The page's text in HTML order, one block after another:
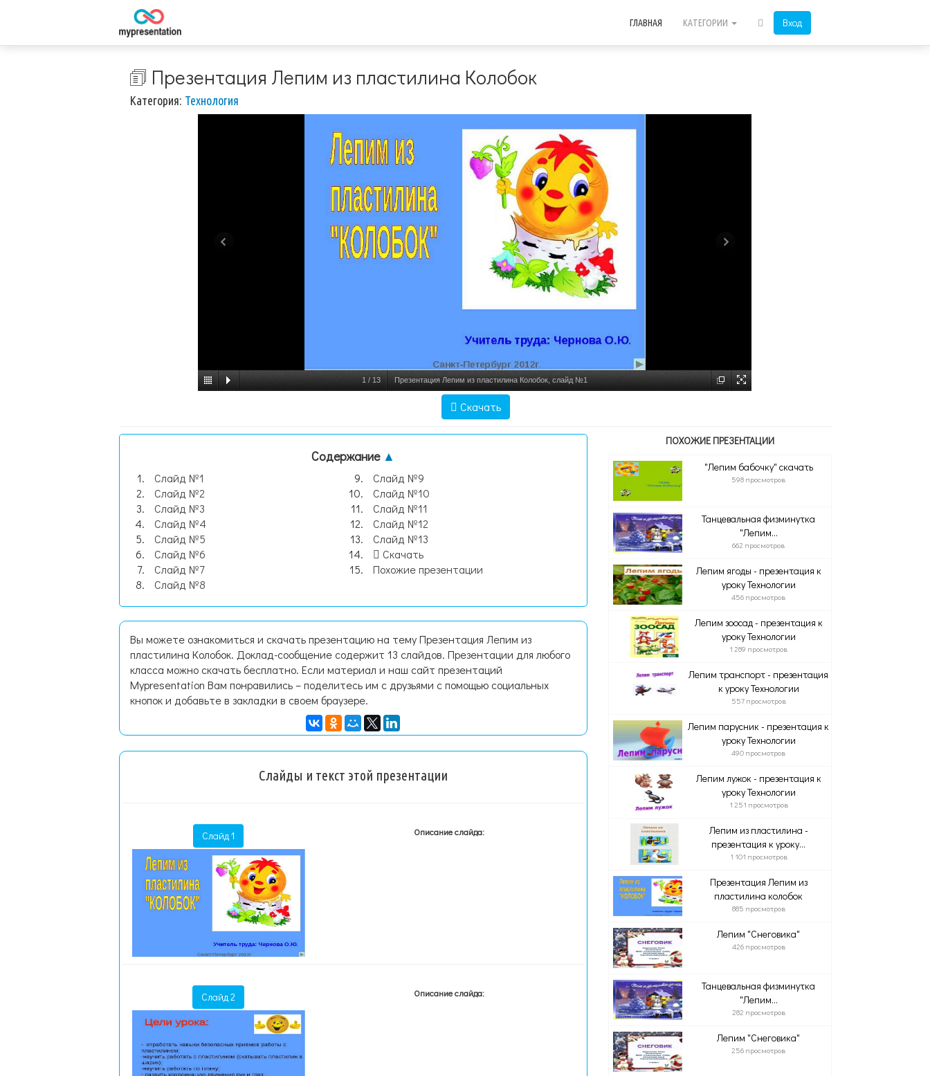
Вход
ГЛАВНАЯ КАТЕГОРИИ
🗊 Презентация Лепим из пластилина Колобок
Категория: Технология
1 / 13 Презентация Лепим из пластилина Колобок, слайд №1
Скачать
Содержание ▲
Слайд №1
Слайд №2
Слайд №3
Слайд №4
Слайд №5
Слайд №6
Слайд №7
Слайд №8
Слайд №9
Слайд №10
Слайд №11
Слайд №12
Слайд №13
Скачать
Похожие презентации
Вы можете ознакомиться и скачать презентацию на тему Презентация Лепим из
пластилина Колобок. Доклад-сообщение содержит 13 слайдов. Презентации для любого
класса можно скачать бесплатно. Если материал и наш сайт презентаций
Mypresentation Вам понравились – поделитесь им с друзьями с помощью социальных
кнопок и добавьте в закладки в своем браузере.
Слайды и текст этой презентации
Слайд 1 Описание слайда:
Слайд 2 Описание слайда:
ПОХОЖИЕ ПРЕЗЕНТАЦИИ
"Лепим бабочку" скачать
598 просмотров
Танцевальная физминутка
"Лепим...
662 просмотров
Лепим ягоды - презентация к
уроку Технологии
456 просмотров
Лепим зоосад - презентация к
уроку Технологии
1 289 просмотров
Лепим транспорт - презентация
к уроку Технологии
557 просмотров
Лепим парусник - презентация к
уроку Технологии
490 просмотров
Лепим лужок - презентация к
уроку Технологии
1 251 просмотров
Лепим из пластилина -
презентация к уроку...
1 101 просмотров
Презентация Лепим из
пластилина колобок
885 просмотров
Лепим "Снеговика"
426 просмотров
Танцевальная физминутка
"Лепим...
282 просмотров
Лепим "Снеговика"
256 просмотров